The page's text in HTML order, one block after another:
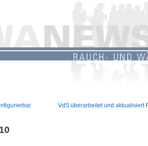
VdS überarbeitet und aktualisiert